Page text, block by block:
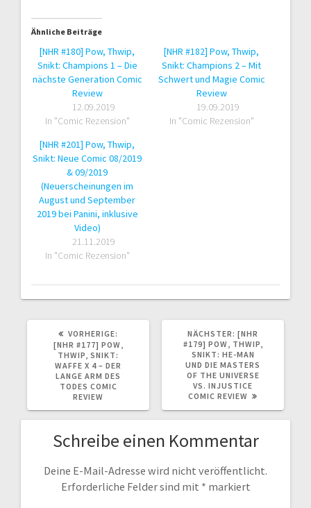
Ähnliche Beiträge
[NHR #180] Pow, Thwip,
Snikt: Champions 1 – Die
nächste Generation Comic
Review
12.09.2019
In "Comic Rezension"
[NHR #182] Pow, Thwip,
Snikt: Champions 2 – Mit
Schwert und Magie Comic
Review
19.09.2019
In "Comic Rezension"
[NHR #201] Pow, Thwip,
Snikt: Neue Comic 08/2019
& 09/2019
(Neuerscheinungen im
August und September
2019 bei Panini, inklusive
Video)
21.11.2019
In "Comic Rezension"
VORHERIGE:
BEITRAG:
[NHR #177] POW,
THWIP, SNIKT:
WAFFE X 4 – DER
LANGE ARM DES
TODES COMIC
REVIEW
NÄCHSTER: NÄCHSTER
BEITRAG:
[NHR
#179] POW, THWIP,
SNIKT: HE-MAN
UND DIE MASTERS
OF THE UNIVERSE
VS. INJUSTICE
COMIC REVIEW
Schreibe einen Kommentar
Deine E-Mail-Adresse wird nicht veröffentlicht.
Erforderliche Felder sind mit * markiert